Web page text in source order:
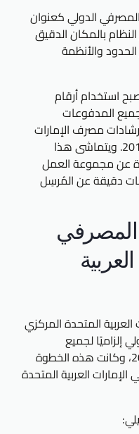
الدولي كعنوان
بالمكان الدقيق
والأنظمة
استخدام أرقام
المدفوعات
مصرف الإمارات
العربية المتحدة المركزي منذ عام 2011. ويتماشى هذا
رقم 16 الصادرة عن مجموعة العمل
دقيقة عن المُرسِل
المصرفي
المتحدة المركزي
إلزاميًا لجميع
المدفوعات الإلكترونية في عام 2011، وكانت هذه الخطوة
العربية المتحدة